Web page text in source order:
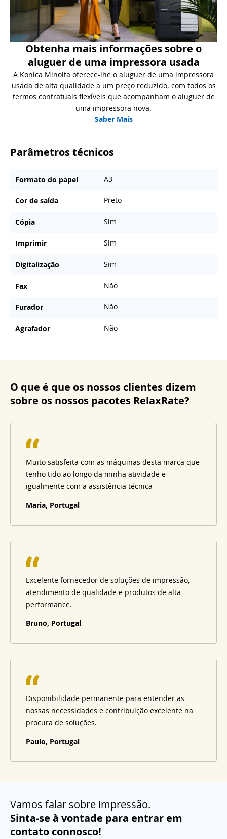
Obtenha mais informações sobre o
aluguer de uma impressora usada
A Konica Minolta oferece-lhe o aluguer de uma impressora
usada de alta qualidade a um preço reduzido, com todos os
termos contratuais flexíveis que acompanham o aluguer de
uma impressora nova.
Saber Mais
Parâmetros técnicos
Formato do papel A3
Cor de saída Preto
Cópia Sim
Imprimir Sim
Digitalização Sim
Fax Não
Furador Não
Agrafador Não
O que é que os nossos clientes dizem
sobre os nossos pacotes RelaxRate?
Muito satisfeita com as máquinas desta marca que
tenho tido ao longo da minha atividade e
igualmente com a assistência técnica
Maria, Portugal
Excelente fornecedor de soluções de impressão,
atendimento de qualidade e produtos de alta
performance.
Bruno, Portugal
Disponibilidade permanente para entender as
nossas necessidades e contribuição excelente na
procura de soluções.
Paulo, Portugal
Vamos falar sobre impressão.
Sinta-se à vontade para entrar em
contato connosco!